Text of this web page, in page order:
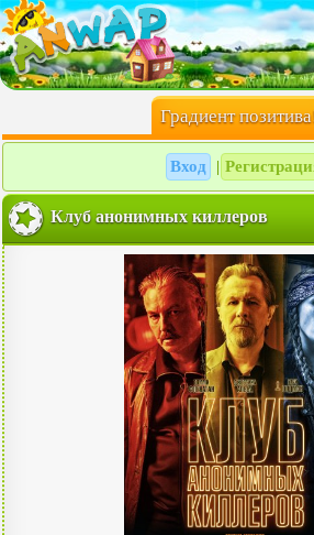
Градиент
Вход
Клуб анонимных киллеров